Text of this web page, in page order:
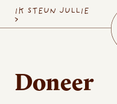
IK STEUN JULLIE
>
Doneer